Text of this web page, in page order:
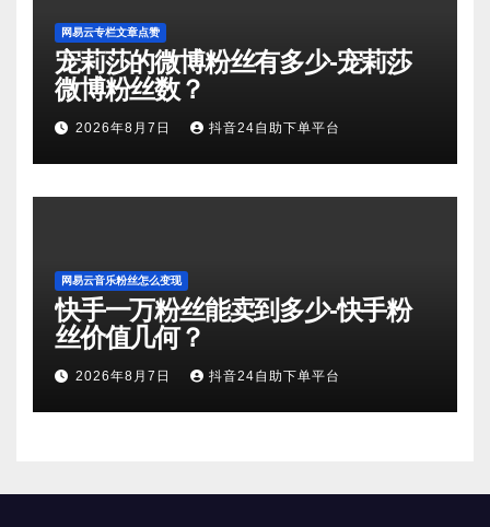
网易云专栏文章点赞
宠莉莎的微博粉丝有多少-宠莉莎
微博粉丝数？
2026年8月7日 抖音24自助下单平台
网易云音乐粉丝怎么变现
快手一万粉丝能卖到多少-快手粉
丝价值几何？
2026年8月7日 抖音24自助下单平台